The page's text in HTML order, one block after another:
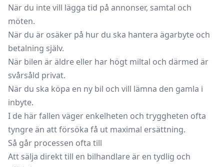
När du inte vill lägga tid på annonser, samtal och
möten.
När du är osäker på hur du ska hantera ägarbyte och
betalning själv.
När bilen är äldre eller har högt miltal och därmed är
svårsåld privat.
När du ska köpa en ny bil och vill lämna den gamla i
inbyte.
I de här fallen väger enkelheten och tryggheten ofta
tyngre än att försöka få ut maximal ersättning.
Så går processen ofta till
Att sälja direkt till en bilhandlare är en tydlig och